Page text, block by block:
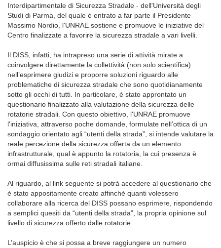
Interdipartimentale di Sicurezza Stradale - dell'Università degli
Studi di Parma, del quale è entrato a far parte il Presidente
Massimo Nordio, l'UNRAE sostiene e promuove le iniziative del
Centro finalizzate a favorire la sicurezza stradale a vari livelli.
Il DISS, infatti, ha intrapreso una serie di attività mirate a
coinvolgere direttamente la collettività (non solo scientifica)
nell’esprimere giudizi e proporre soluzioni riguardo alle
problematiche di sicurezza stradale che sono quotidianamente
sotto gli occhi di tutti. In particolare, è stato approntato un
questionario finalizzato alla valutazione della sicurezza delle
rotatorie stradali. Con questo obiettivo, l'UNRAE promuove
l'iniziativa, attraverso poche domande, formulate nell’ottica di un
sondaggio orientato agli “utenti della strada”, si intende valutare la
reale percezione della sicurezza offerta da un elemento
infrastrutturale, qual è appunto la rotatoria, la cui presenza è
ormai diffusissima sulle reti stradali italiane.
Al riguardo, al link seguente si potrà accedere al questionario che
è stato appositamente creato affinchè quanti volessero
collaborare alla ricerca del DISS possano esprimere, rispondendo
a semplici quesiti da “utenti della strada”, la propria opinione sul
livello di sicurezza offerto dalle rotatorie.
L’auspicio è che si possa a breve raggiungere un numero